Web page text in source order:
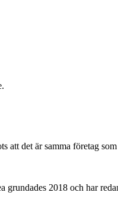
att det är samma företag
2018 och har